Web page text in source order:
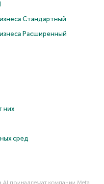
Cтандартный
Расширенный
них
сред